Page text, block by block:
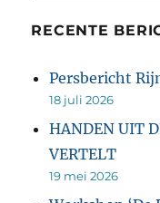
RECENTE
Persbericht
18 juli 2026
HANDEN UIT
VERTELT
19 mei 2026